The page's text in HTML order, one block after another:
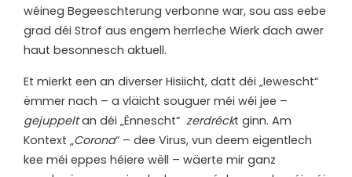
wéineg Begeeschterung verbonne war, sou ass eebe
grad déi Strof aus engem herrleche Wierk dach awer
haut besonnesch aktuell.
Et mierkt een an diverser Hisiicht, datt déi „Iewescht“
ëmmer nach – a vläicht souguer méi wéi jee –
gejuppeltan déi „Ënnescht“ zerdréckt ginn. Am
Kontext „Corona“ – dee Virus, vun deem eigentlech
kee méi eppes héiere wëll – wäerte mir ganz